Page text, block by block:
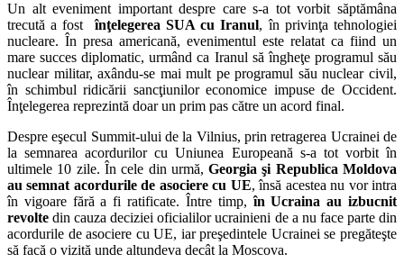
Un alt eveniment important despre care s-a tot vorbit săptămâna
trecută a fostînţelegerea SUA cu Iranul, în privinţa tehnologiei
nucleare. În presa americană, evenimentul este relatat ca fiind un
mare succes diplomatic, urmând ca Iranul să îngheţe programul său
nuclear militar, axându-se mai mult pe programul său nuclear civil,
în schimbul ridicării sancţiunilor economice impuse de Occident.
Înţelegerea reprezintă doar un prim pas către un acord final.
Despre eşecul Summit-ului de la Vilnius, prin retragerea Ucrainei de
la semnarea acordurilor cu Uniunea Europeană s-a tot vorbit în
ultimele 10 zile. În cele din urmă,Georgia şi Republica Moldova
au semnat acordurile de asociere cu UE, însă acestea nu vor intra
în vigoare fără a fi ratificate. Între timp,în Ucraina au izbucnit
revolte din cauza deciziei oficialilor ucrainieni de a nu face parte din
acordurile de asociere cu UE, iar preşedintele Ucrainei se pregăteşte
să facă o vizită unde altundeva decât la Moscova.